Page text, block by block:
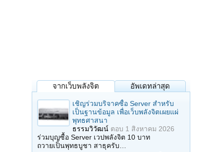
จากเว็บพลังจิต อัพเดทล่าสุด
เชิญร่วมบริจาคซื้อ Server สำหรับ
เป็นฐานข้อมูล เพื่อเว็บพลังจิตเผยแผ่
พุทธศาสนา
ธรรมวิวัฒน์ ตอบ 1 สิงหาคม 2026
ร่วมบุญซื้อ Server เวปพลังจิต 10 บาท
ถวายเป็นพุทธบูชา สาธุครับ…